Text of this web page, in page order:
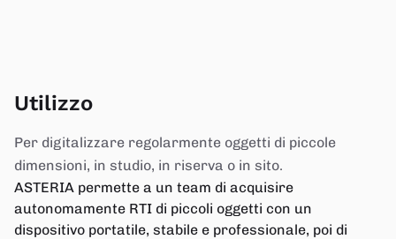
Utilizzo
Per digitalizzare regolarmente oggetti di piccole
dimensioni, in studio, in riserva o in sito.
ASTERIA permette a un team di acquisire
autonomamente RTI di piccoli oggetti con un
dispositivo portatile, stabile e professionale, poi di